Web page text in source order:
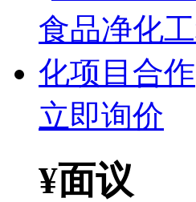
立即询价
¥面议